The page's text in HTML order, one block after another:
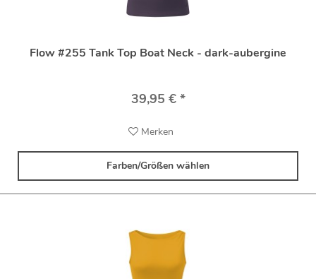
Flow #255 Tank Top Boat Neck - dark-aubergine
39,95 € *
Merken
Farben/Größen wählen